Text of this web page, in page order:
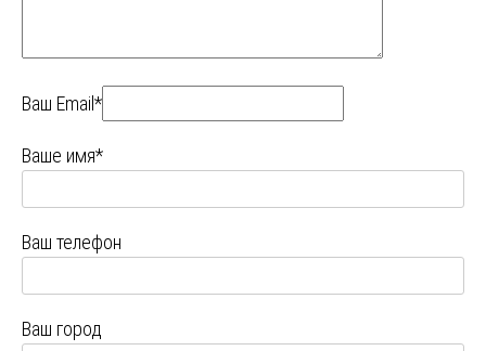
Ваш Email*
Ваше имя*
Ваш телефон
Ваш город